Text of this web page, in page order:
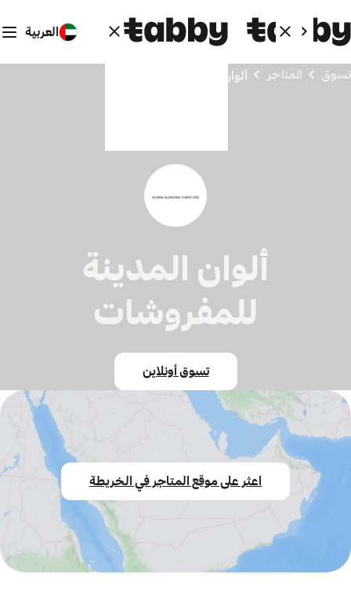
العربية
تسوق المتاجر ألوان المدينة للمفروشات
ألوان المدينة
للمفروشات
تسوق أونلاين
اعثر على موقع المتاجر في الخريطة